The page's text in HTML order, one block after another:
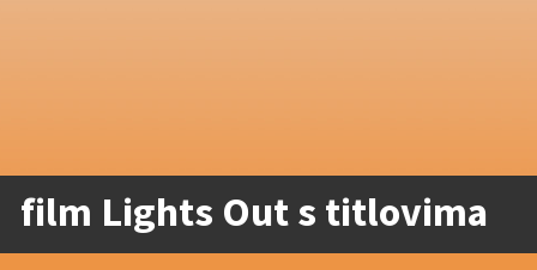
film Lights Out s titlovima